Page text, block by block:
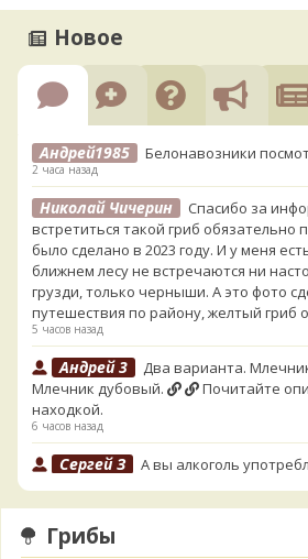
Новое
Андрей1985 Белонавозники
2 часа назад
Николай Чичерин
Спасибо за
встретиться такой гриб обязательно
было сделано в 2023 году. И у меня
ближнем лесу не встречаются ни
грузди, только черныши. А это фото
путешествия по району, желтый гриб
5 часов назад
Андрей 3
Два варианта.
Млечник дубовый.
Почитайте
находкой.
6 часов назад
Сергей З
А вы алкоголь
Serj_Sf
Грибы